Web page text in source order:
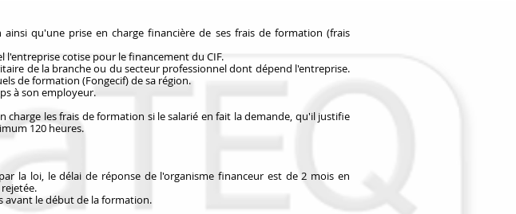
qu'une prise en charge financière de ses frais de formation (frais
l'entreprise cotise pour le financement du CIF.
de la branche ou du secteur professionnel dont dépend l'entreprise.
de formation (Fongecif) de sa région.
à son employeur.
les frais de formation si le salarié en fait la demande, qu'il justifie
120 heures.
la loi, le délai de réponse de l'organisme financeur est de 2 mois en
avant le début de la formation.